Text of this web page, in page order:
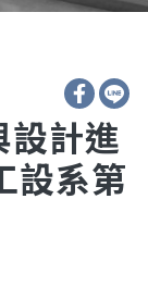
計進
設系第